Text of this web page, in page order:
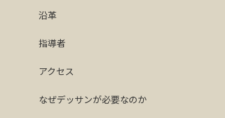
沿革
指導者
アクセス
なぜデッサンが必要なのか